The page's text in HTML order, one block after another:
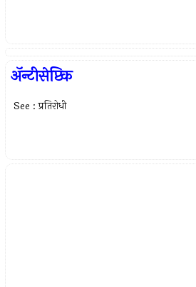
अ‍ॅन्टीसेप्टिक
See : प्रतिरोधी